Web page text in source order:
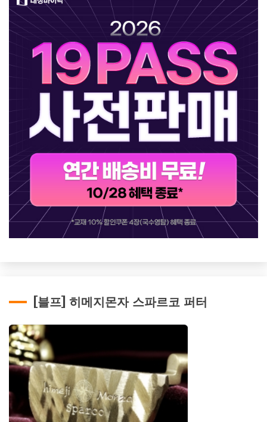
[블프] 히메지몬자 스파르코 퍼터